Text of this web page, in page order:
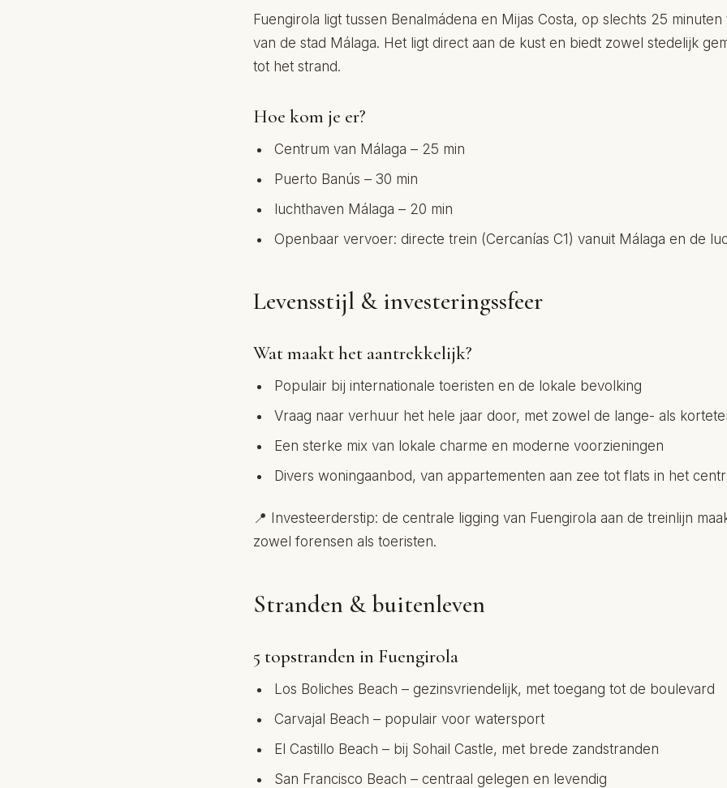
Fuengirola ligt tussen Benalmádena en Mijas Costa, op slechts 25
van de stad Málaga. Het ligt direct aan de kust en biedt zowel stedelijk
tot het strand.
Hoe kom je er?
Centrum van Málaga – 25 min
Puerto Banús – 30 min
luchthaven Málaga – 20 min
Openbaar vervoer: directe trein (Cercanías C1) vanuit Málaga en de
Levensstijl & investeringssfeer
Wat maakt het aantrekkelijk?
Populair bij internationale toeristen en de lokale bevolking
Vraag naar verhuur het hele jaar door, met zowel de lange- als
Een sterke mix van lokale charme en moderne voorzieningen
Divers woningaanbod, van appartementen aan zee tot flats in het
📍 Investeerderstip: de centrale ligging van Fuengirola aan de treinlijn
zowel forensen als toeristen.
Stranden & buitenleven
5 topstranden in Fuengirola
Los Boliches Beach – gezinsvriendelijk, met toegang tot de boulevard
Carvajal Beach – populair voor watersport
El Castillo Beach – bij Sohail Castle, met brede zandstranden
San Francisco Beach – centraal gelegen en levendig